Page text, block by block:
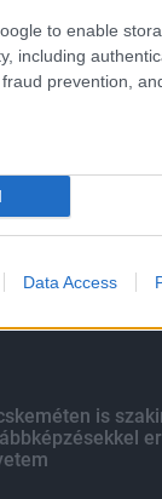
to enable
including
prevention,
Data Access
országos
a utakon
is